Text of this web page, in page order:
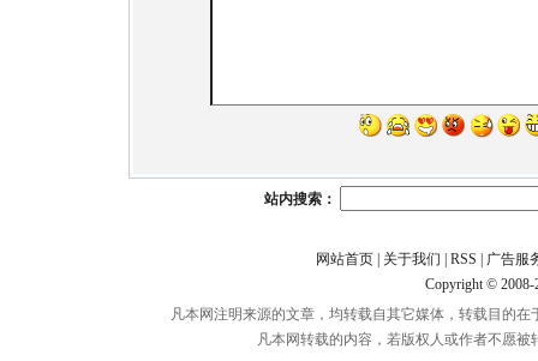
站内搜索：
网站首页| 关于我们 RSS
广告服
Copyright ©
凡本网注明来源的文章，均转载自其它媒体，转载目的
凡本网转载的内容，若版权人或作者不愿